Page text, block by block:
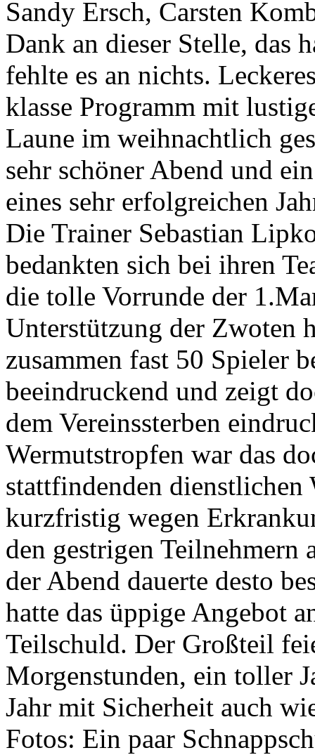
Sandy Ersch, Carsten
Dank an dieser Stelle, das
fehlte es an nichts.
klasse Programm mit
Laune im weihnachtlich
sehr schöner Abend und
eines sehr erfolgreichen
Die Trainer Sebastian
bedankten sich bei ihren
die tolle Vorrunde der
Unterstützung der Zwoten
zusammen fast 50 Spieler
beeindruckend und zeigt
dem Vereinssterben
Wermutstropfen war das
stattfindenden dienstlichen
kurzfristig wegen
den gestrigen Teilnehmern
der Abend dauerte desto
hatte das üppige Angebot
Teilschuld. Der Großteil
Morgenstunden, ein toller
Jahr mit Sicherheit auch
Fotos: Ein paar